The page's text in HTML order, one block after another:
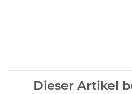
Dieser Artikel